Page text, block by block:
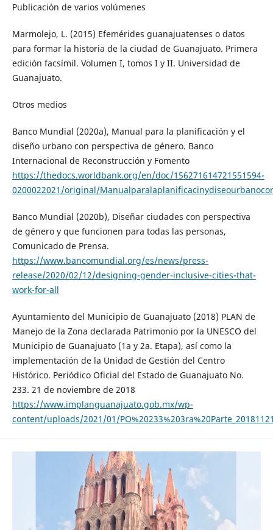
Publicación de varios volúmenes
Marmolejo, L. (2015) Efemérides guanajuatenses o datos
para formar la historia de la ciudad de Guanajuato. Primera
edición facsímil. Volumen I, tomos I y II. Universidad de
Guanajuato.
Otros medios
Banco Mundial (2020a), Manual para la planificación y el
diseño urbano con perspectiva de género. Banco
Internacional de Reconstrucción y Fomento
https://thedocs.worldbank.org/en/doc/156271614721551594-
0200022021/original/
Banco Mundial (2020b), Diseñar ciudades con perspectiva
de género y que funcionen para todas las personas,
Comunicado de Prensa.
https://www.bancomundial.org/es/news/press-
release/2020/02/12/designing-gender-inclusive-cities-that-
work-for-all
Ayuntamiento del Municipio de Guanajuato (2018) PLAN de
Manejo de la Zona declarada Patrimonio por la UNESCO del
Municipio de Guanajuato (1a y 2a. Etapa), así como la
implementación de la Unidad de Gestión del Centro
Histórico. Periódico Oficial del Estado de Guanajuato No.
233. 21 de noviembre de 2018
https://www.implanguanajuato.gob.mx/wp-
content/uploads/2021/01/